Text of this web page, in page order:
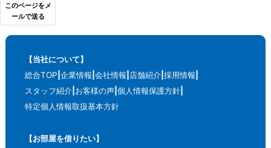
このページをメ
ールで送る
【当社について】
総合TOP 企業情報 会社情報 店舗紹介 採用情報
スタッフ紹介 お客様の声 個人情報保護方針
特定個人情報取扱基本方針
【お部屋を借りたい】